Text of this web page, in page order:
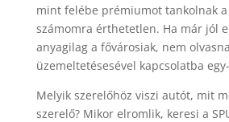
mint felébe prémiumot tankolnak a
számomra érthetetlen. Ha már jól
anyagilag a fővárosiak, nem
üzemeltetésesével kapcsolatba
Melyik szerelőhöz viszi autót, mit
szerelő? Mikor elromlik, keresi a